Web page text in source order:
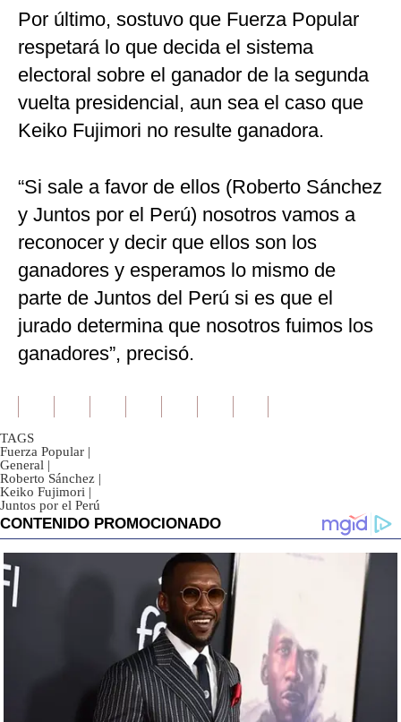
Por último, sostuvo que Fuerza Popular
respetará lo que decida el sistema
electoral sobre el ganador de la segunda
vuelta presidencial, aun sea el caso que
Keiko Fujimori no resulte ganadora.
“Si sale a favor de ellos (Roberto Sánchez
y Juntos por el Perú) nosotros vamos a
reconocer y decir que ellos son los
ganadores y esperamos lo mismo de
parte de Juntos del Perú si es que el
jurado determina que nosotros fuimos los
ganadores”, precisó.
TAGS
Fuerza Popular |
General |
Roberto Sánchez |
Keiko Fujimori |
Juntos por el Perú